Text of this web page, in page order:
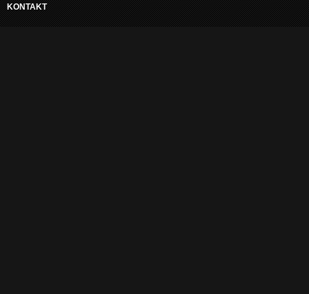
KONTAKT